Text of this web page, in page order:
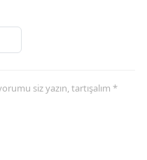
siz yazın, tartışalım *